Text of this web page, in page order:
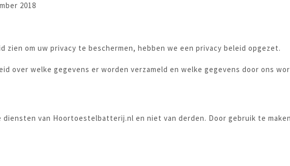
2018
zien om uw privacy te beschermen, hebben we een privacy beleid opgezet.
over welke gegevens er worden verzameld en welke gegevens door ons
diensten van Hoortoestelbatterij.nl en niet van derden. Door gebruik te